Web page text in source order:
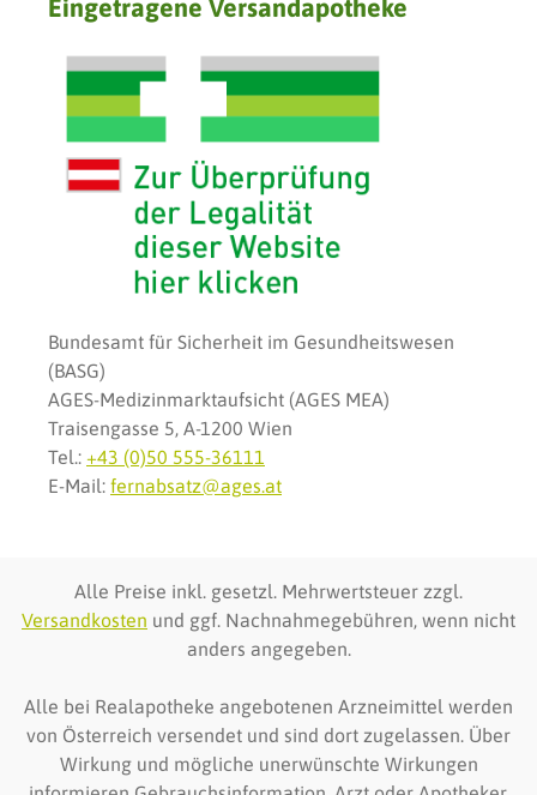
Eingetragene Versandapotheke
Bundesamt für Sicherheit im Gesundheitswesen
(BASG)
AGES-Medizinmarktaufsicht (AGES MEA)
Traisengasse 5, A-1200 Wien
Tel.: +43 (0)50 555-36111
E-Mail: fernabsatz@ages.at
Alle Preise inkl. gesetzl. Mehrwertsteuer zzgl.
Versandkosten und ggf. Nachnahmegebühren, wenn nicht
anders angegeben.
Alle bei Realapotheke angebotenen Arzneimittel werden
von Österreich versendet und sind dort zugelassen. Über
Wirkung und mögliche unerwünschte Wirkungen